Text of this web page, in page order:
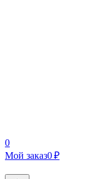
0
Мой заказ0 ₽